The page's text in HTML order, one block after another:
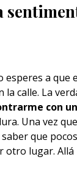
a que
calle. La
con
Una vez
que
lugar.